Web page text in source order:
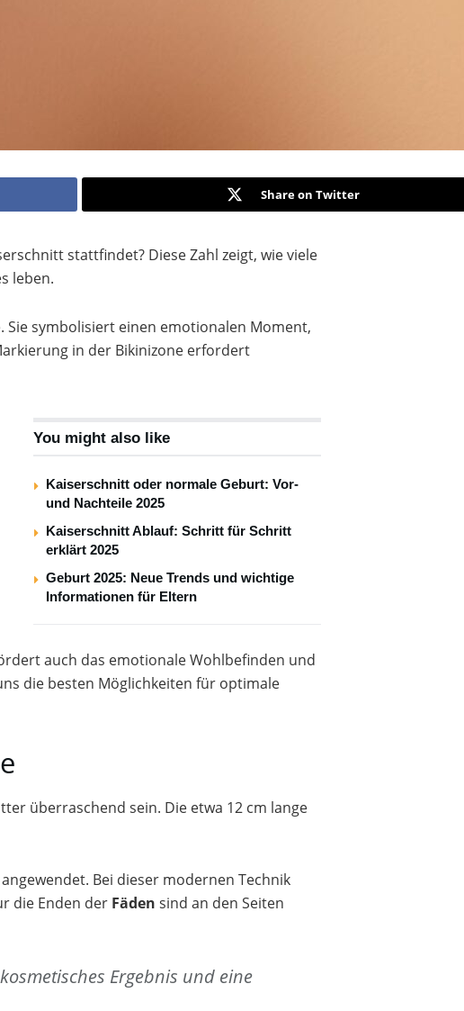
Share on Twitter
stattfindet? Diese Zahl zeigt, wie viele
leben.
symbolisiert einen emotionalen Moment,
in der Bikinizone erfordert
You might also like
Kaiserschnitt oder normale Geburt: Vor-
und Nachteile 2025
Kaiserschnitt Ablauf: Schritt für Schritt
erklärt 2025
Geburt 2025: Neue Trends und wichtige
Informationen für Eltern
auch das emotionale Wohlbefinden und
die besten Möglichkeiten für optimale
überraschend sein. Die etwa 12 cm lange
angewendet. Bei dieser modernen Technik
die Enden der Fäden sind an den Seiten
Ergebnis und eine